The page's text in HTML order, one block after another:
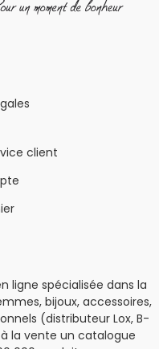
client
ligne spécialisée dans la
bijoux, accessoires,
(distributeur Lox, B-
la vente un catalogue